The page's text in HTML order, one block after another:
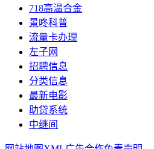
718高温合金
景咚科普
流量卡办理
左子网
招聘信息
分类信息
最新电影
助贷系统
中继间